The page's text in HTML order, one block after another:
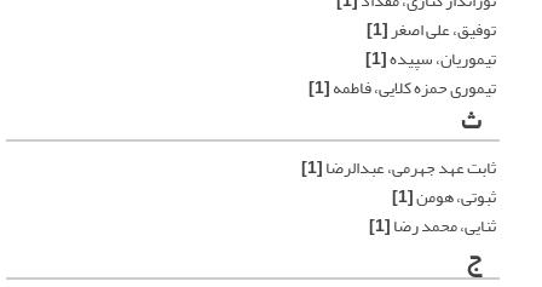
توفیق، علی اصغر[1]
تیموریان، سپیده[1]
تیموری حمزه کلایی، فاطمه[1]
ث
ثابت عهد جهرمی، عبدالرضا[1]
ثبوتی، هومن[1]
ثنایی، محمد رضا[1]
ج